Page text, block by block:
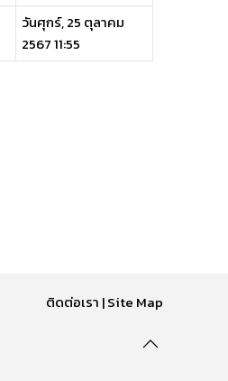
วันศุกร์, 25 ตุลาคม
2567 11:55
ติดต่อเรา |Site Map